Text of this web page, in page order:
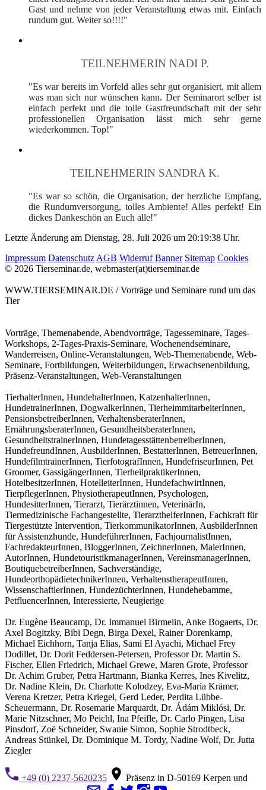
Gast und nehme von jeder Veranstaltung etwas mit. Einfach
rundum gut. Weiter so!!!!"
TEILNEHMERIN NADI P.
"Es war bereits im Vorfeld alles sehr gut organisiert, mit allem
was man sich nur wünschen kann. Der Seminarort selber ist
einfach perfekt und die tolle Gastfreundschaft mit der sehr
professionellen Organisation lässt mich sehr gerne
wiederkommen. Top!"
TEILNEHMERIN SANDRA K.
"Es war so schön, die Organisation, der herzliche Empfang,
die Rundumversorgung, tolles Ambiente! Alles perfekt! Ein
dickes Dankeschön an Euch alle!"
Letzte Änderung am Dienstag, 28. Juli 2026 um 20:19:38 Uhr.
Impressum DatenschutzAGB Widerruf Banner Sitemap Cookies
© 2026 Tierseminar.de, webmaster(at)tierseminar.de
WWW.TIERSEMINAR.DE / Vorträge und Seminare rund um das
Tier
Vorträge, Themenabende, Abendvorträge, Tagesseminare, Tages-
Workshops, 2-Tages-Praxis-Seminare, Wochenendseminare,
Wanderreisen, Online-Veranstaltungen, Web-Themenabende, Web-
Seminare, Fortbildungen, Weiterbildungen, Erwachsenenbildung,
Präsenz-Veranstaltungen, Web-Veranstaltungen
TierhalterInnen, HundehalterInnen, KatzenhalterInnen,
HundetrainerInnen, DogwalkerInnen, TierheimmitarbeiterInnen,
PensionsbetreiberInnen, VerhaltensberaterInnen,
ErnährungsberaterInnen, GesundheitsberaterInnen,
GesundheitstrainerInnen, HundetagesstättenbetreiberInnen,
HundefreundInnen, AusbilderInnen, BestatterInnen, BetreuerInnen,
HundefilmtrainerInnen, TierfotografInnen, HundefriseurInnen, Pet
Groomer, GassigängerInnen, TierheilpraktikerInnen,
HotelbesitzerInnen, HotelleiterInnen, HundefachwirtInnen,
TierpflegerInnen, PhysiotherapeutInnen, Psychologen,
HundesitterInnen, Tierarzt, Tierärztinnen, VeterinärIn,
Tiermedizinische Fachangestellte, TierarzthelferInnen, Fachkraft für
Tiergestützte Intervention, TierkommunikatorInnen, AusbilderInnen
für Assistenzhunde, HundeführerInnen, FachjournalistInnen,
FachredakteurInnen, BloggerInnen, ZeichnerInnen, MalerInnen,
AutorInnen, HundetouristikmanagerInnen, VereinsmanagerInnen,
BoutiquebetreiberInnen, Sachverständige,
HundeorthopädietechnikerInnen, VerhaltenstherapeutInnen,
WissenschaftlerInnen, HundezüchterInnen, Hundehebamme,
PetfluencerInnen, Interessierte, Neugierige
Dr. Eugène Beaucamp, Dr. Immanuel Birmelin, Anke Bogaerts, Dr.
Axel Bogitzky, Bibi Degn, Birga Dexel, Rainer Dorenkamp,
Michael Eichhorn, Tanja Elias, Sami El Ayachi, Michael Frey
Dodillet, Dr. Dorit Feddersen-Petersen, Professor Dr. Martin S.
Fischer, Ellen Friedrich, Michael Grewe, Maren Grote, Professor
Dr. Achim Gruber, Petra Hartmann, Bianka Kerres, Ines Kivelitz,
Dr. Nadine Klein, Dr. Charlotte Kolodzey, Eva-Maria Krämer,
Verena Kretzer, Petra Kriegel, Gerd Leder, Perdita Lübbe-
Scheuermann, Dr. Rosemarie Marquardt, Dr. Ádám Miklósi, Dr.
Marie Nitzschner, Mo Peichl, Ina Pfeifle, Dr. Carlo Pingen, Lisa
Pinsdorf, Zoë Schneider, Swanie Simon, Sophie Strodtbeck,
Andreas Stünkel, Dr. Dominique M. Tordy, Nadine Wolf, Dr. Jutta
Ziegler
+49 (0) 2237-5620235
Präsenz in D-50169 Kerpen und